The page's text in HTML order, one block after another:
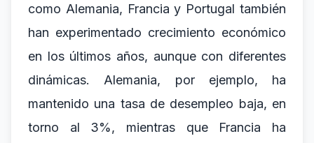
como Alemania, Francia y Portugal también
han experimentado crecimiento económico
en los últimos años, aunque con diferentes
dinámicas. Alemania, por ejemplo, ha
mantenido una tasa de desempleo baja, en
torno al 3%, mientras que Francia ha